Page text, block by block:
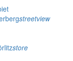
streetview
store